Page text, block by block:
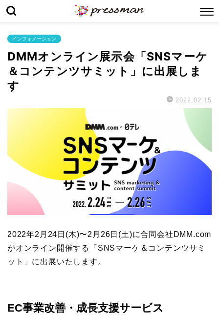
インフォメーション
DMMオンライン展示会「SNSマーケ
＆コンテンツサミット」に出展しま
す
2022.02.15
2022年2月24日(木)〜2月26日(土)に合同会社DMM.com
がオンライン開催する「 SNSマーケ ＆ コンテンツサミ
ット 」に出展いたします。
EC事業改善・成長支援サービス